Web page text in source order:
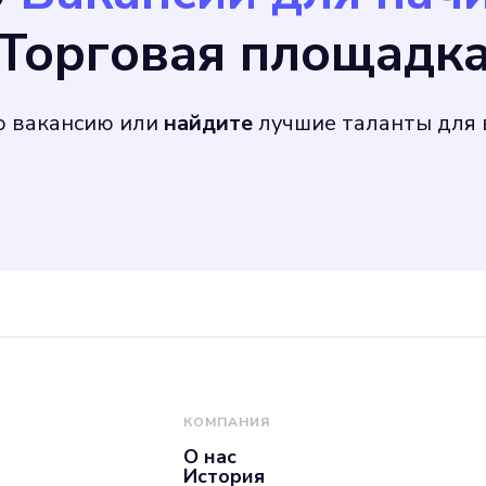
интеллектом. 2.
разработчиков
всех
вакансию или найдителучшие таланты для
КОМПАНИЯ
О нас
История